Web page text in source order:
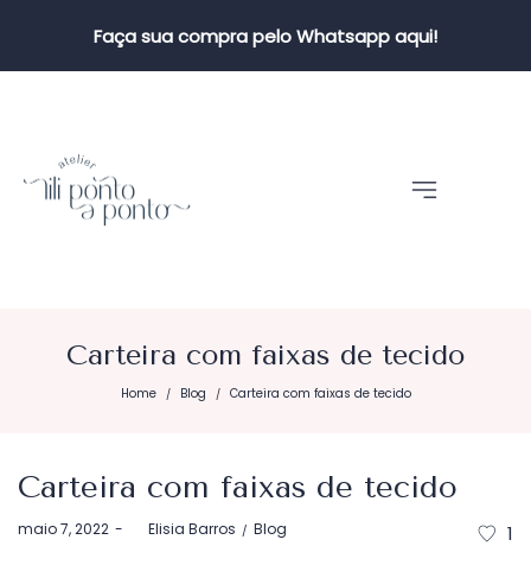
Faça sua compra pelo Whatsapp aqui!
Carteira com faixas de tecido
Home / Blog / Carteira com faixas de tecido
Carteira com faixas de tecido
Postado
maio 7, 2022 byElisia Barros
Postado
Blog
1